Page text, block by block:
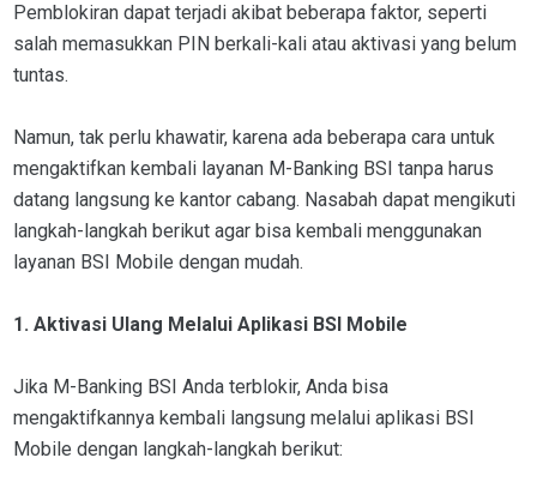
Pemblokiran dapat terjadi akibat beberapa faktor, seperti
salah memasukkan PIN berkali-kali atau aktivasi yang belum
tuntas.
Namun, tak perlu khawatir, karena ada beberapa cara untuk
mengaktifkan kembali layanan M-Banking BSI tanpa harus
datang langsung ke kantor cabang. Nasabah dapat mengikuti
langkah-langkah berikut agar bisa kembali menggunakan
layanan BSI Mobile dengan mudah.
1. Aktivasi Ulang Melalui Aplikasi BSI Mobile
Jika M-Banking BSI Anda terblokir, Anda bisa
mengaktifkannya kembali langsung melalui aplikasi BSI
Mobile dengan langkah-langkah berikut: